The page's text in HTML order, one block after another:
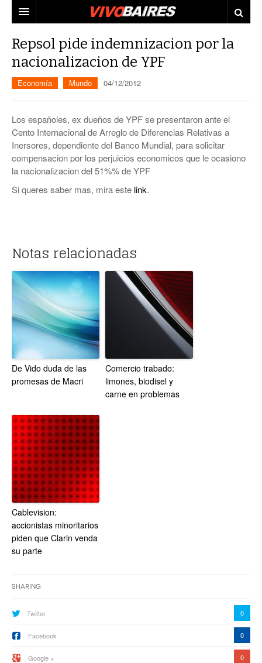
PAÍS
CONURBANO
ECONOMÍA
JUDICIALES
AGENDA
MUNDO
ELLAS
Repsol pide indemnizacion por la
nacionalizacion de YPF
Economía Mundo 04/12/2012
Los españoles, ex dueños de YPF se presentaron ante el
Cento Internacional de Arreglo de Diferencias Relativas a
Inersores, dependiente del Banco Mundial, para solicitar
compensacion por los perjuicios economicos que le ocasiono
la nacionalizacion del 51%% de YPF
Si queres saber mas, mira este link.
Notas relacionadas
De Vido duda de las
promesas de Macri
Comercio trabado:
limones, biodisel y
carne en problemas
Cablevision:
accionistas minoritarios
piden que Clarin venda
su parte
Sharing
Twitter 0
Facebook 0
Google + 0